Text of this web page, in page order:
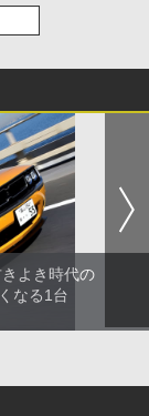
よき時代の
なる1台